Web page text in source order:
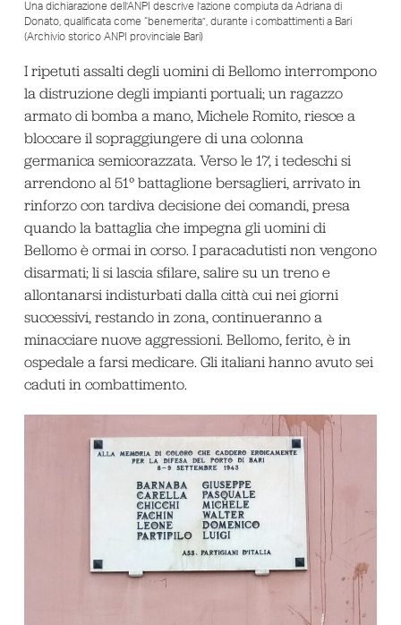
Una dichiarazione dell’ANPI descrive l’azione compiuta da Adriana di
Donato, qualificata come “benemerita”, durante i combattimenti a Bari
(Archivio storico ANPI provinciale Bari)
I ripetuti assalti degli uomini di Bellomo interrompono
la distruzione degli impianti portuali; un ragazzo
armato di bomba a mano, Michele Romito, riesce a
bloccare il sopraggiungere di una colonna
germanica semicorazzata. Verso le 17, i tedeschi si
arrendono al 51° battaglione bersaglieri, arrivato in
rinforzo con tardiva decisione dei comandi, presa
quando la battaglia che impegna gli uomini di
Bellomo è ormai in corso. I paracadutisti non vengono
disarmati; li si lascia sfilare, salire su un treno e
allontanarsi indisturbati dalla città cui nei giorni
successivi, restando in zona, continueranno a
minacciare nuove aggressioni. Bellomo, ferito, è in
ospedale a farsi medicare. Gli italiani hanno avuto sei
caduti in combattimento.